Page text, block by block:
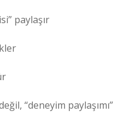
paylaşır
“deneyim paylaşımı”